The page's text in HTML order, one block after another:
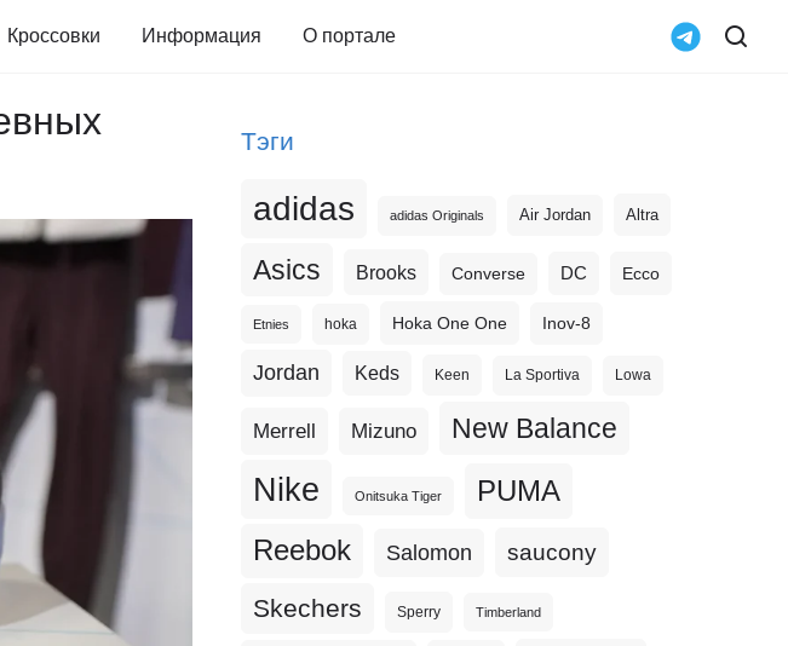
Кроссовки Информация О портале
Тэги
adidas adidas Originals Air Jordan Altra
Asics Brooks Converse DC Ecco
Etnies hoka Hoka One One Inov-8
Jordan Keds Keen La Sportiva Lowa
Merrell Mizuno New Balance
Nike Onitsuka Tiger PUMA
Reebok Salomon saucony
Skechers Sperry Timberland